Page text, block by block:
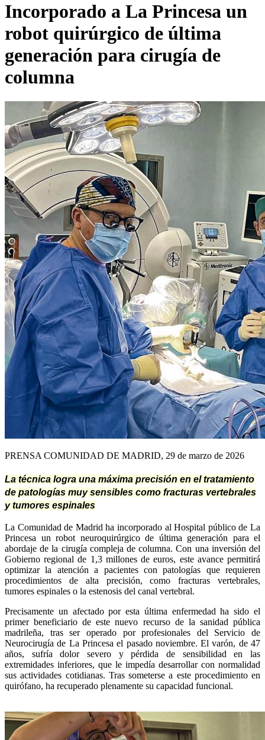
Incorporado a La Princesa un
robot quirúrgico de última
generación para cirugía de
columna
PRENSA COMUNIDAD DE MADRID, 29 de marzo de 2026
La técnica logra una máxima precisión en el tratamiento
de patologías muy sensibles como fracturas vertebrales
y tumores espinales
La Comunidad de Madrid ha incorporado al Hospital público de La
Princesa un robot neuroquirúrgico de última generación para el
abordaje de la cirugía compleja de columna. Con una inversión del
Gobierno regional de 1,3 millones de euros, este avance permitirá
optimizar la atención a pacientes con patologías que requieren
procedimientos de alta precisión, como fracturas vertebrales,
tumores espinales o la estenosis del canal vertebral.
Precisamente un afectado por esta última enfermedad ha sido el
primer beneficiario de este nuevo recurso de la sanidad pública
madrileña, tras ser operado por profesionales del Servicio de
Neurocirugía de La Princesa el pasado noviembre. El varón, de 47
años, sufría dolor severo y pérdida de sensibilidad en las
extremidades inferiores, que le impedía desarrollar con normalidad
sus actividades cotidianas. Tras someterse a este procedimiento en
quirófano, ha recuperado plenamente su capacidad funcional.